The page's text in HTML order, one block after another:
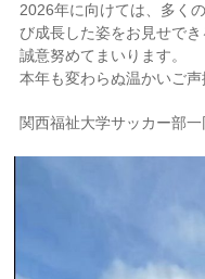
2026年に向けては、多く
び成長した姿をお見せで
誠意努めてまいります。
本年も変わらぬ温かいご
関西福祉大学サッカー部一